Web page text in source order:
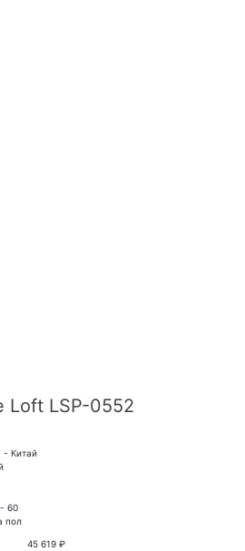
Loft LSP-0552
- Китай
60
пол
45 619 ₽